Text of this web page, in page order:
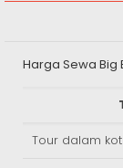
Harga Sewa Big
Tour dalam